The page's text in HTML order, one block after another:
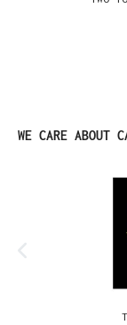
Productgalerij
WE CARE ABOUT